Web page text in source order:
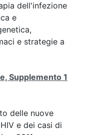
dell'infezione
e
e strategie a
Supplemento 1
delle nuove
e dei casi di